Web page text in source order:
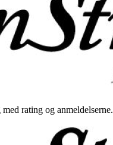
rating og anmeldelserne.